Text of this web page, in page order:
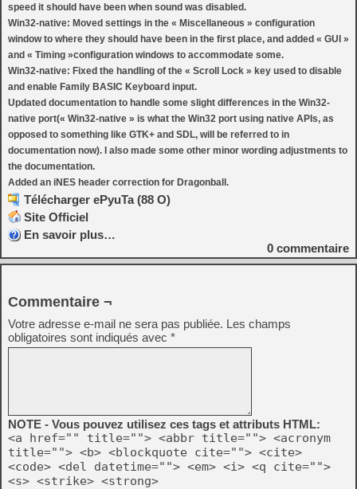
speed it should have been when sound was disabled.
Win32-native: Moved settings in the « Miscellaneous » configuration
window to where they should have been in the first place, and added « GUI »
and « Timing »configuration windows to accommodate some.
Win32-native: Fixed the handling of the « Scroll Lock » key used to disable
and enable Family BASIC Keyboard input.
Updated documentation to handle some slight differences in the Win32-
native port(« Win32-native » is what the Win32 port using native APIs, as
opposed to something like GTK+ and SDL, will be referred to in
documentation now). I also made some other minor wording adjustments to
the documentation.
Added an iNES header correction for Dragonball.
Télécharger ePyuTa (88 O)
Site Officiel
En savoir plus…
0 commentaire
Commentaire ¬
Votre adresse e-mail ne sera pas publiée. Les champs
obligatoires sont indiqués avec *
NOTE - Vous pouvez utilisez ces tags et attributs HTML:
<a href="" title=""> <abbr title=""> <acronym
title=""> <b> <blockquote cite=""> <cite>
<code> <del datetime=""> <em> <i> <q cite="">
<s> <strike> <strong>